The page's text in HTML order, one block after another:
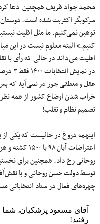
محمد جواد ظریف همچنین ادعا
سرکوبگر اکثریت شده است. دوستان
توهین نمی‌کنیم. ما مثل اقلیت
کنیم.» البته معلوم نیست در این
اقلیت می‌داند در حالی که رأی با
در
خراب شدن اوضاع کشور از همه
تصمیم نظام و تقلب!
اینهمه دروغ در حالیست که یکی
اعتراضات
روحانی رخ داد. همچنین برای
توسط دولت حسن روحانی و با
چهره‌های فعال در ستاد انتخاباتی
آقای مسعود پزشکیان، شما
رفتید!